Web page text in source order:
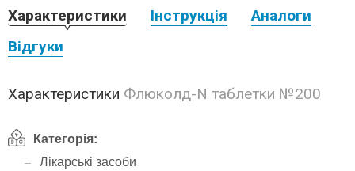
Характеристики Інструкція
Аналоги
Відгуки
Характеристики Флюколд-N таблетки №200
Категорія:
Лікарські засоби